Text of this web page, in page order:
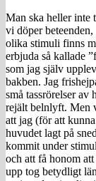
Man ska heller inte
vi döper
olika stimuli finns
erbjuda så kallade
som jag själv
bakben. Jag
små tassrörelser av
rejält belnlyft. Men
att jag (för att
huvudet lagt på
kommit under
och att få honom
upp tog betydligt